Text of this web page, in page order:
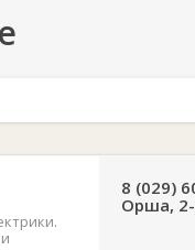
8 (029)
Орша,